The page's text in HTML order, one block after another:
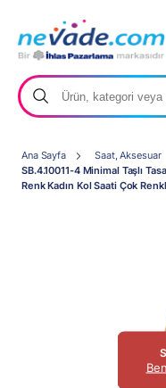
Ana Sayfa Saat, Aksesuar
SB.4.10011-4 Minimal Taşlı
Renk Kadın Kol Saati Çok